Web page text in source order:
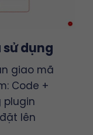
sử dụng
giao mã
Code +
plugin
lên